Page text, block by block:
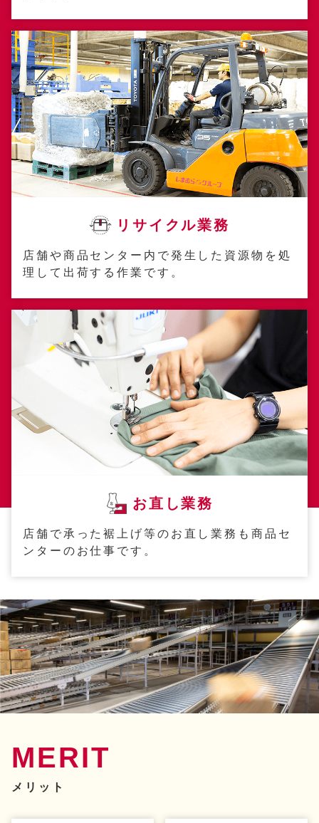
リサイクル業務
店舗や商品センター内で発生した資源物を処
理して出荷する作業です。
お直し業務
店舗で承った裾上げ等のお直し業務も商品セ
ンターのお仕事です。
MERIT
メリット